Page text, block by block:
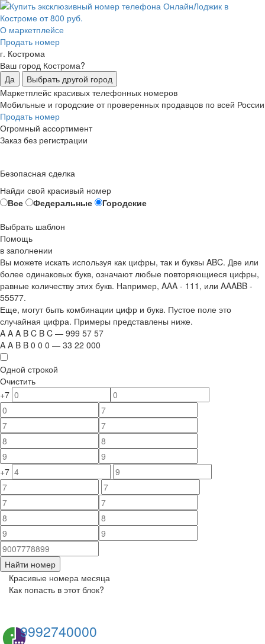
О маркетплейсе
Продать номер
г. Кострома
Ваш город Кострома?
Да
Выбрать другой город
Маркетплейс красивых телефонных номеров
Мобильные и городские от проверенных продавцов по всей России
Продать номер
Огромный ассортимент
Заказ без регистрации
Безопасная сделка
Найди свой красивый номер
Все
Федеральные
Городские
Выбрать шаблон
Помощь
в заполнении
Вы можете искать используя как цифры, так и буквы ABC. Две или
более одинаковых букв, означают любые повторяющиеся цифры,
равные количеству этих букв. Например, AAA - 111 , или AAABB -
55577.
Еще, могут быть комбинации цифр и букв. Пустое поле это
случайная цифра. Примеры представлены ниже.
A A A B C B C — 999 57 57
A A B B 0 0 0 — 33 22 000
Одной строкой
Очистить
+7
+7
Найти номер
Красивые номера месяца
Как попасть в этот блок?
9992740000